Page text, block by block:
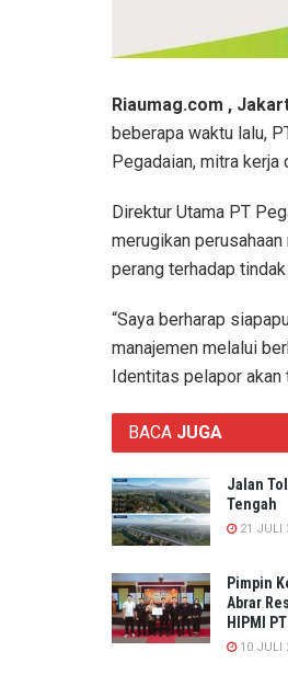
Riaumag.com ,
beberapa waktu lalu,
Pegadaian, mitra
Direktur Utama PT
merugikan
perang terhadap
“Saya berharap
manajemen melalui
Identitas pelapor
BACA JUGA
Jalan
Tengah
21 JULI
Pimpin
Abrar
HIPMI
10 JULI